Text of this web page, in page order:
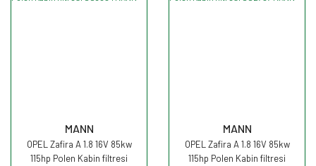
MANN
OPEL Zafira A 1.8 16V 85kw
115hp Polen Kabin filtresi
MANN
OPEL Zafira A 1.8 16V 85kw
115hp Polen Kabin filtresi